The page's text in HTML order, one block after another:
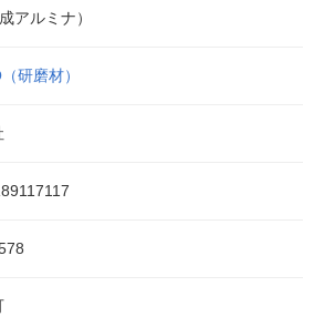
アルミナ）
研磨材）